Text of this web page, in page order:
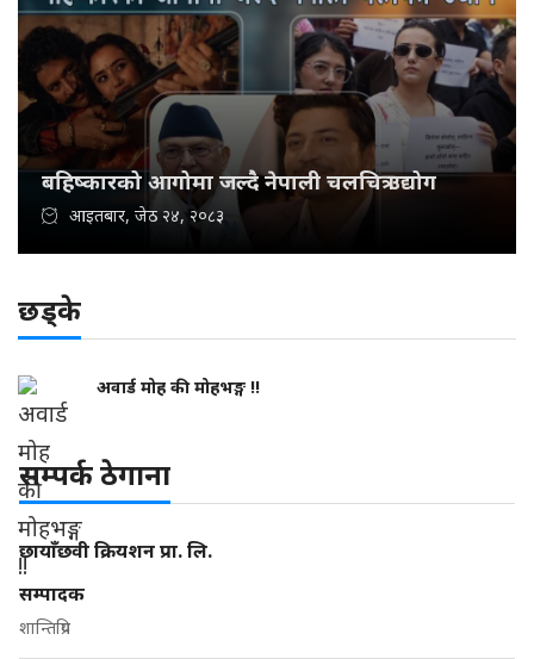
बहिष्कारको आगोमा जल्दै नेपाली चलचित्र उद्योग
आइतबार, जेठ २४, २०८३
छड्के
अवार्ड मोह की मोहभङ्ग !!
सम्पर्क ठेगाना
छायाँछवी क्रियशन प्रा. लि.
सम्पादक
शान्तिप्रिय